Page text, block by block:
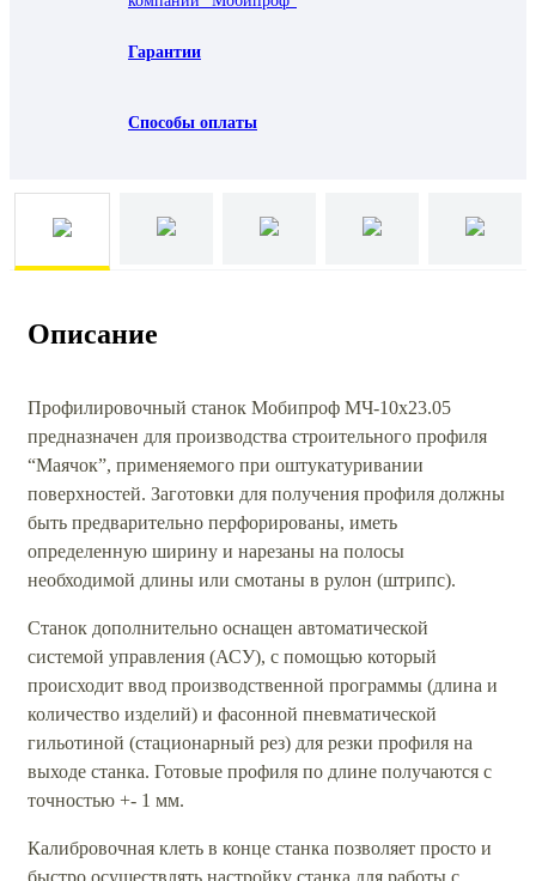
Гарантии
Способы оплаты
Описание
Профилировочный станок Мобипроф МЧ-10х23.05
предназначен для производства строительного профиля
“Маячок”, применяемого при оштукатуривании
поверхностей. Заготовки для получения профиля должны
быть предварительно перфорированы, иметь
определенную ширину и нарезаны на полосы
необходимой длины или смотаны в рулон (штрипс).
Станок дополнительно оснащен автоматической
системой управления (АСУ), с помощью который
происходит ввод производственной программы (длина и
количество изделий) и фасонной пневматической
гильотиной (стационарный рез) для резки профиля на
выходе станка. Готовые профиля по длине получаются с
точностью +- 1 мм.
Калибровочная клеть в конце станка позволяет просто и
быстро осуществлять настройку станка для работы с